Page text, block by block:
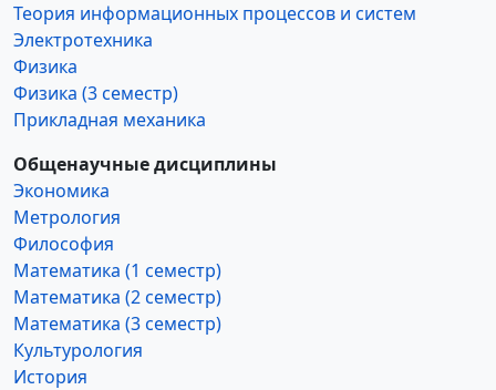
Теория информационных процессов и систем
Электротехника
Физика
Физика (3 семестр)
Прикладная механика
Общенаучные дисциплины
Экономика
Метрология
Философия
Математика (1 семестр)
Математика (2 семестр)
Математика (3 семестр)
Культурология
История